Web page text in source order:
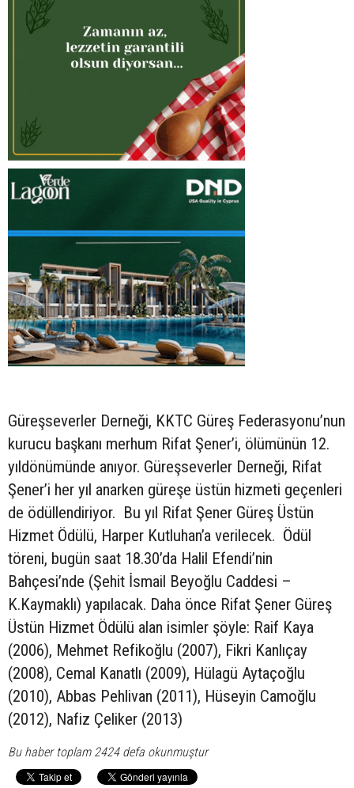
Güreşseverler Derneği, KKTC Güreş Federasyonu’nun
kurucu başkanı merhum Rifat Şener’i, ölümünün 12.
yıldönümünde anıyor. Güreşseverler Derneği, Rifat
Şener’i her yıl anarken güreşe üstün hizmeti geçenleri
de ödüllendiriyor. Bu yıl Rifat Şener Güreş Üstün
Hizmet Ödülü, Harper Kutluhan’a verilecek. Ödül
töreni, bugün saat 18.30’da Halil Efendi’nin
Bahçesi’nde (Şehit İsmail Beyoğlu Caddesi –
K.Kaymaklı) yapılacak. Daha önce Rifat Şener Güreş
Üstün Hizmet Ödülü alan isimler şöyle: Raif Kaya
(2006), Mehmet Refikoğlu (2007), Fikri Kanlıçay
(2008), Cemal Kanatlı (2009), Hülagü Aytaçoğlu
(2010), Abbas Pehlivan (2011), Hüseyin Camoğlu
(2012), Nafiz Çeliker (2013)
Bu haber toplam 2424 defa okunmuştur